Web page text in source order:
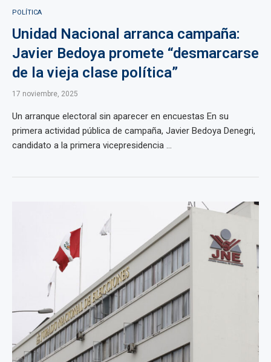
POLÍTICA
Unidad Nacional arranca campaña:
Javier Bedoya promete “desmarcarse
de la vieja clase política”
17 noviembre, 2025
Un arranque electoral sin aparecer en encuestas En su
primera actividad pública de campaña, Javier Bedoya Denegri,
candidato a la primera vicepresidencia ...